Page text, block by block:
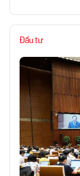
Đầu tư